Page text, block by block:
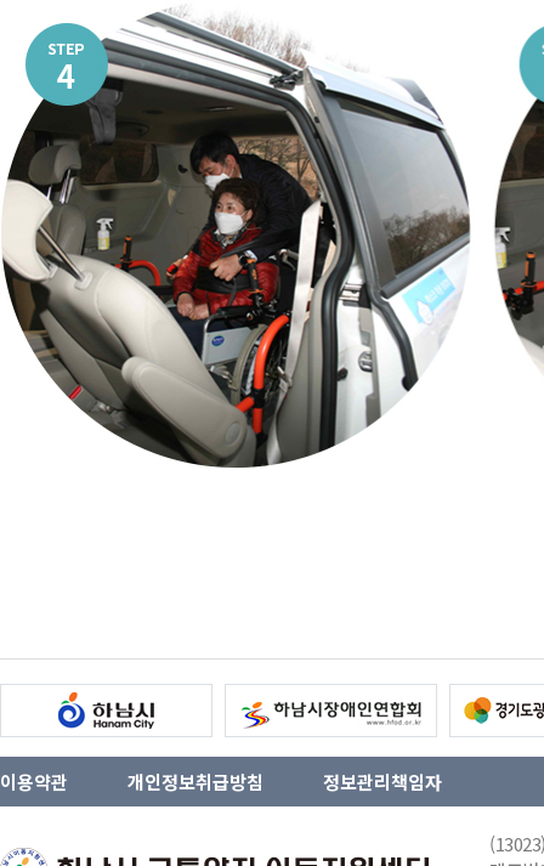
이용약관 개인정보취급방침 정보관리책임자